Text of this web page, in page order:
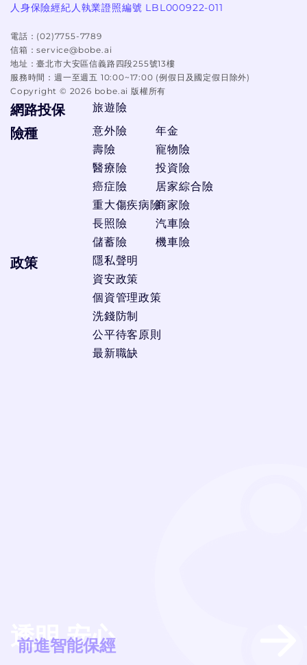
人身保險經紀人執業證照編號 LBL000922-011
電話： (02)7755-7789
信箱：service@bobe.ai
地址：臺北市大安區信義路四段255號13樓
服務時間： 週一至週五 10:00~17:00 (例假日及國定假日除外)
Copyright © 2026 bobe.ai 版權所有
網路投保 旅遊險
險種
意外險
壽險
醫療險
癌症險
重大傷疾病險
長照險
儲蓄險
年金
寵物險
投資險
居家綜合險
商家險
汽車險
機車險
政策
隱私聲明
資安政策
個資管理政策
洗錢防制
公平待客原則
最新職缺
透明 安心
前進智能保經